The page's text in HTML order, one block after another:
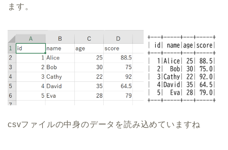
ます。
csvファイルの中身のデータを読み込めていますね